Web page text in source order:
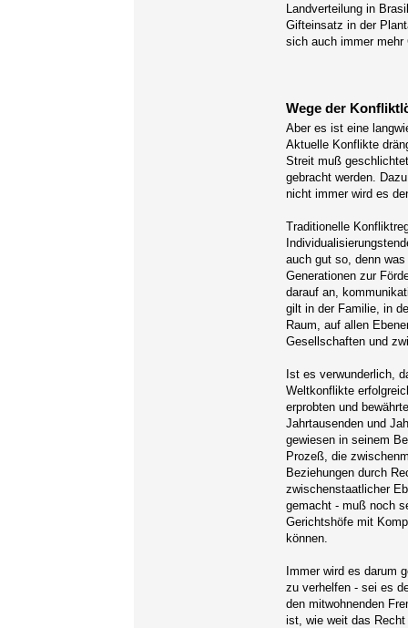
Landverteilung in
Gifteinsatz in der
sich auch immer
Wege der
Aber es ist eine
Aktuelle Konflikte
Streit muß
gebracht werden.
nicht immer wird es
Traditionelle
auch gut so, denn
Generationen zur
darauf an,
gilt in der Familie, in
Raum, auf allen
Gesellschaften und
Ist es verwunderlich,
Weltkonflikte
erprobten und
Jahrtausenden und
gewiesen in seinem
Prozeß, die
Beziehungen durch
zwischenstaatlicher
gemacht - muß noch
Gerichtshöfe mit
können.
Immer wird es darum
zu verhelfen - sei es
den mitwohnenden
ist, wie weit das